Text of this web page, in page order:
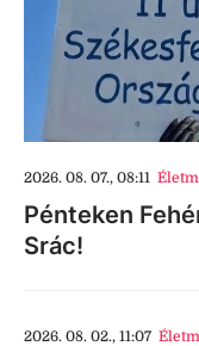
2026. 08. 07., 08:11
Pénteken
Srác!
2026. 08. 02., 11:07